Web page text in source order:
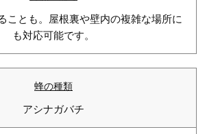
ことも。屋根裏や壁内の複雑な場所に
も対応可能です。
アシナガバチ